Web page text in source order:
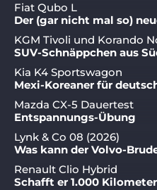
Fiat Qubo L
Der (gar nicht mal so)
KGM Tivoli und Korando
SUV-Schnäppchen aus
Kia K4 Sportswagon
Mexi-Koreaner für
Mazda CX-5 Dauertest
Entspannungs-Übung
Lynk & Co 08 (2026)
Was kann der Volvo-
Renault Clio Hybrid
Schafft er 1.000